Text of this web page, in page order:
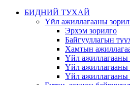
БИДНИЙ ТУХАЙ
Үйл ажиллагааны
Эрхэм зорилго
Байгууллагын
Хамтын
Үйл ажиллагааны
Үйл ажиллагааны
Үйл ажиллагааны